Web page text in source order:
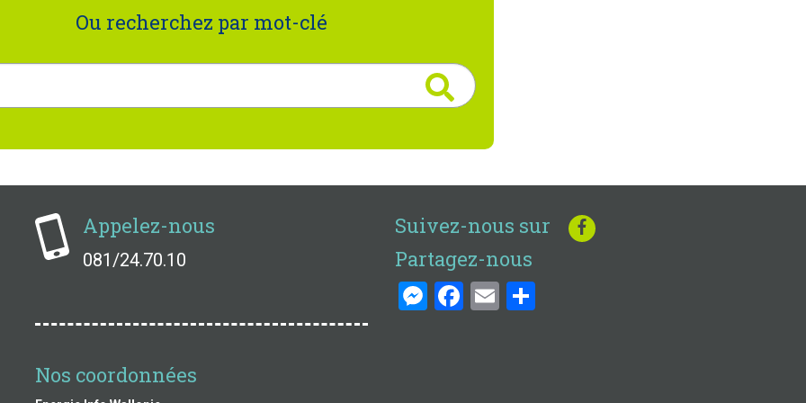
Ou recherchez par mot-clé
Appelez-nous
081/24.70.10
Nos coordonnées
Suivez-nous sur
Partagez-nous
Messenger
Facebook
EmailShare